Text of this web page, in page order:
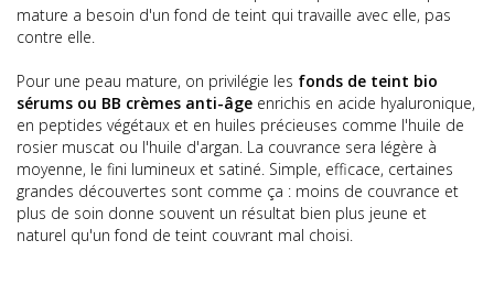
mature a besoin d'un fond de teint qui travaille avec elle, pas
contre elle.
Pour une peau mature, on privilégie les fonds de teint bio
sérums ou BB crèmes anti-âge enrichis en acide hyaluronique,
en peptides végétaux et en huiles précieuses comme l'huile de
rosier muscat ou l'huile d'argan. La couvrance sera légère à
moyenne, le fini lumineux et satiné. Simple, efficace, certaines
grandes découvertes sont comme ça : moins de couvrance et
plus de soin donne souvent un résultat bien plus jeune et
naturel qu'un fond de teint couvrant mal choisi.